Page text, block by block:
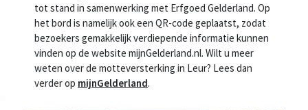
tot stand in samenwerking met Erfgoed Gelderland. Op
het bord is namelijk ook een QR-code geplaatst, zodat
bezoekers gemakkelijk verdiepende informatie kunnen
vinden op de website mijnGelderland.nl. Wilt u meer
weten over de motteversterking in Leur? Lees dan
verder op mijnGelderland.